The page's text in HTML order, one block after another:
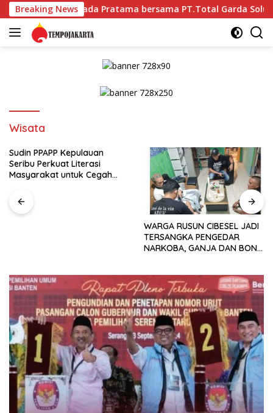
Langsung
ke
konten
Breaking News
Gada Pratama bersama PT.Total Garda Solusi dan
Wisata
Sudin PPAPP Kepulauan
Seribu Perkuat Literasi
Masyarakat untuk Cegah
Orang di Era Digital
WARGA RUSUN CIBESEL JADI
TERSANGKA PENGEDAR
NARKOBA, GANJA DAN BONG